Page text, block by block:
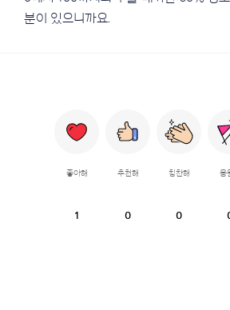
분이 있으니까요.
좋아해
1
추천해
0
칭찬해
0
응